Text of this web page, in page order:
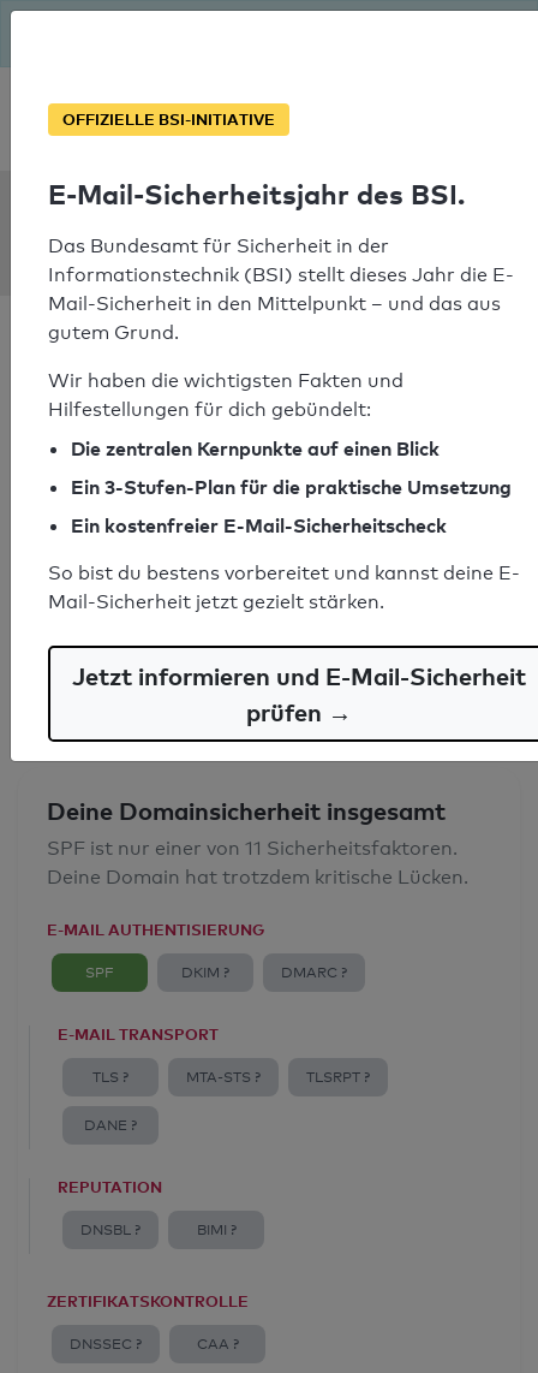
Soforthilfe bei Notfällen
boekenzoeker.org
SPF-Check bestanden
Ihr SPF-Record Prüfergebnis
Syntaxprüfung: 0 Fehler
E-Mail-Spoofingschutz: Gut
Deine Domainsicherheit insgesamt
SPF ist nur einer von 11 Sicherheitsfaktoren.
Deine Domain hat trotzdem kritische Lücken.
E-MAIL AUTHENTISIERUNG
SPF DKIM ? DMARC ?
E-MAIL TRANSPORT
TLS ? MTA-STS ? TLSRPT ?
DANE ?
REPUTATION
DNSBL ? BIMI ?
ZERTIFIKATSKONTROLLE
DNSSEC ? CAA ?
OFFIZIELLE BSI-INITIATIVE
E-Mail-Sicherheitsjahr des BSI.
Das Bundesamt für Sicherheit in der
Informationstechnik (BSI) stellt dieses Jahr die E-
Mail-Sicherheit in den Mittelpunkt – und das aus
gutem Grund.
Wir haben die wichtigsten Fakten und
Hilfestellungen für dich gebündelt:
Die zentralen Kernpunkte auf einen Blick
Ein 3-Stufen-Plan für die praktische Umsetzung
Ein kostenfreier E-Mail-Sicherheitscheck
So bist du bestens vorbereitet und kannst deine E-
Mail-Sicherheit jetzt gezielt stärken.
Jetzt informieren und E-Mail-Sicherheit
prüfen →